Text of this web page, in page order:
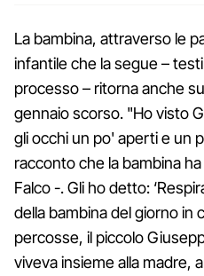
La bambina, attraverso le
infantile che la segue –
processo – ritorna anche
gennaio scorso. "Ho visto
gli occhi un po' aperti e un
racconto che la bambina
Falco -. Gli ho detto:
della bambina del giorno in
percosse, il piccolo
viveva insieme alla madre,